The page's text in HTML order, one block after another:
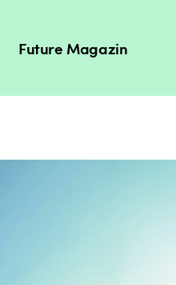
Future Magazin